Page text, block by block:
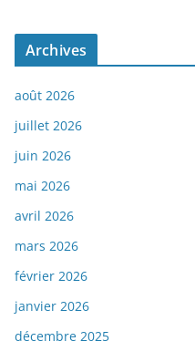
Archives
août 2026
juillet 2026
juin 2026
mai 2026
avril 2026
mars 2026
février 2026
janvier 2026
décembre 2025